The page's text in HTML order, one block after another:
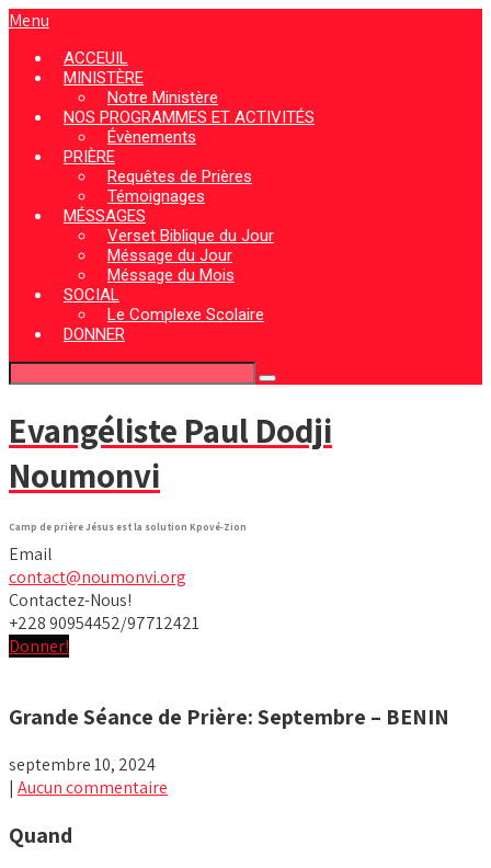
Menu
ACCEUIL
MINISTÈRE
Notre Ministère
NOS PROGRAMMES ET ACTIVITÉS
Évènements
PRIÈRE
Requêtes de Prières
Témoignages
MÉSSAGES
Verset Biblique du Jour
Méssage du Jour
Méssage du Mois
SOCIAL
Le Complexe Scolaire
DONNER
Evangéliste Paul Dodji
Noumonvi
Camp de prière Jésus est la solution Kpové-Zion
Email
contact@noumonvi.org
Contactez-Nous!
+228 90954452/97712421
Donner!
Grande Séance de Prière: Septembre – BENIN
septembre 10, 2024
| Aucun commentaire
Quand